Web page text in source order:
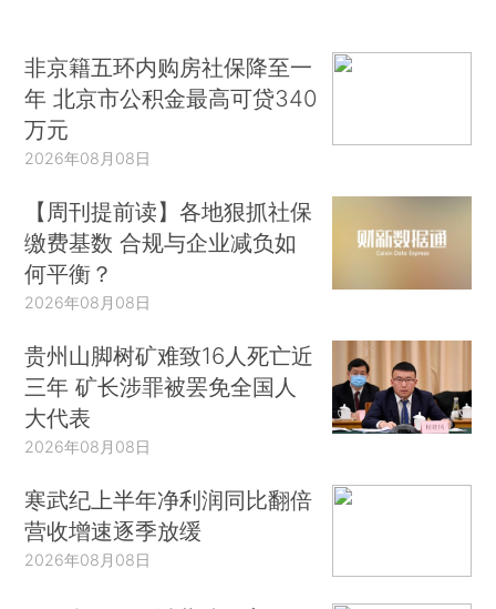
非京籍五环内购房社保降至一
年 北京市公积金最高可贷340
万元
2026年08月08日
【周刊提前读】各地狠抓社保
缴费基数 合规与企业减负如
何平衡？
2026年08月08日
贵州山脚树矿难致16人死亡近
三年 矿长涉罪被罢免全国人
大代表
2026年08月08日
寒武纪上半年净利润同比翻倍
营收增速逐季放缓
2026年08月08日